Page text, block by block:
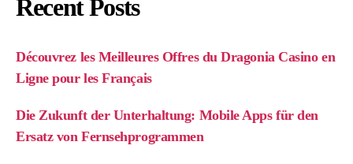
Recent Posts
Découvrez les Meilleures Offres du Dragonia Casino en
Ligne pour les Français
Die Zukunft der Unterhaltung: Mobile Apps für den
Ersatz von Fernsehprogrammen